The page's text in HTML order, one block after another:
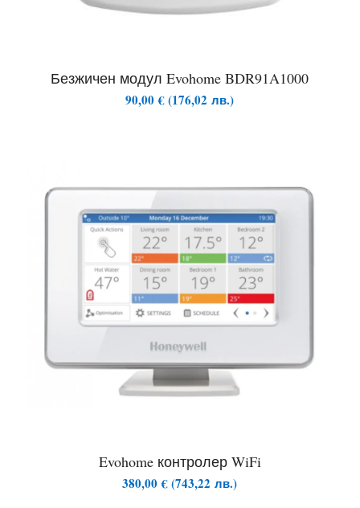
Безжичен модул Evohome BDR91A1000
90,00€ (176,02лв.)
Evohome контролер WiFi
380,00€ (743,22лв.)